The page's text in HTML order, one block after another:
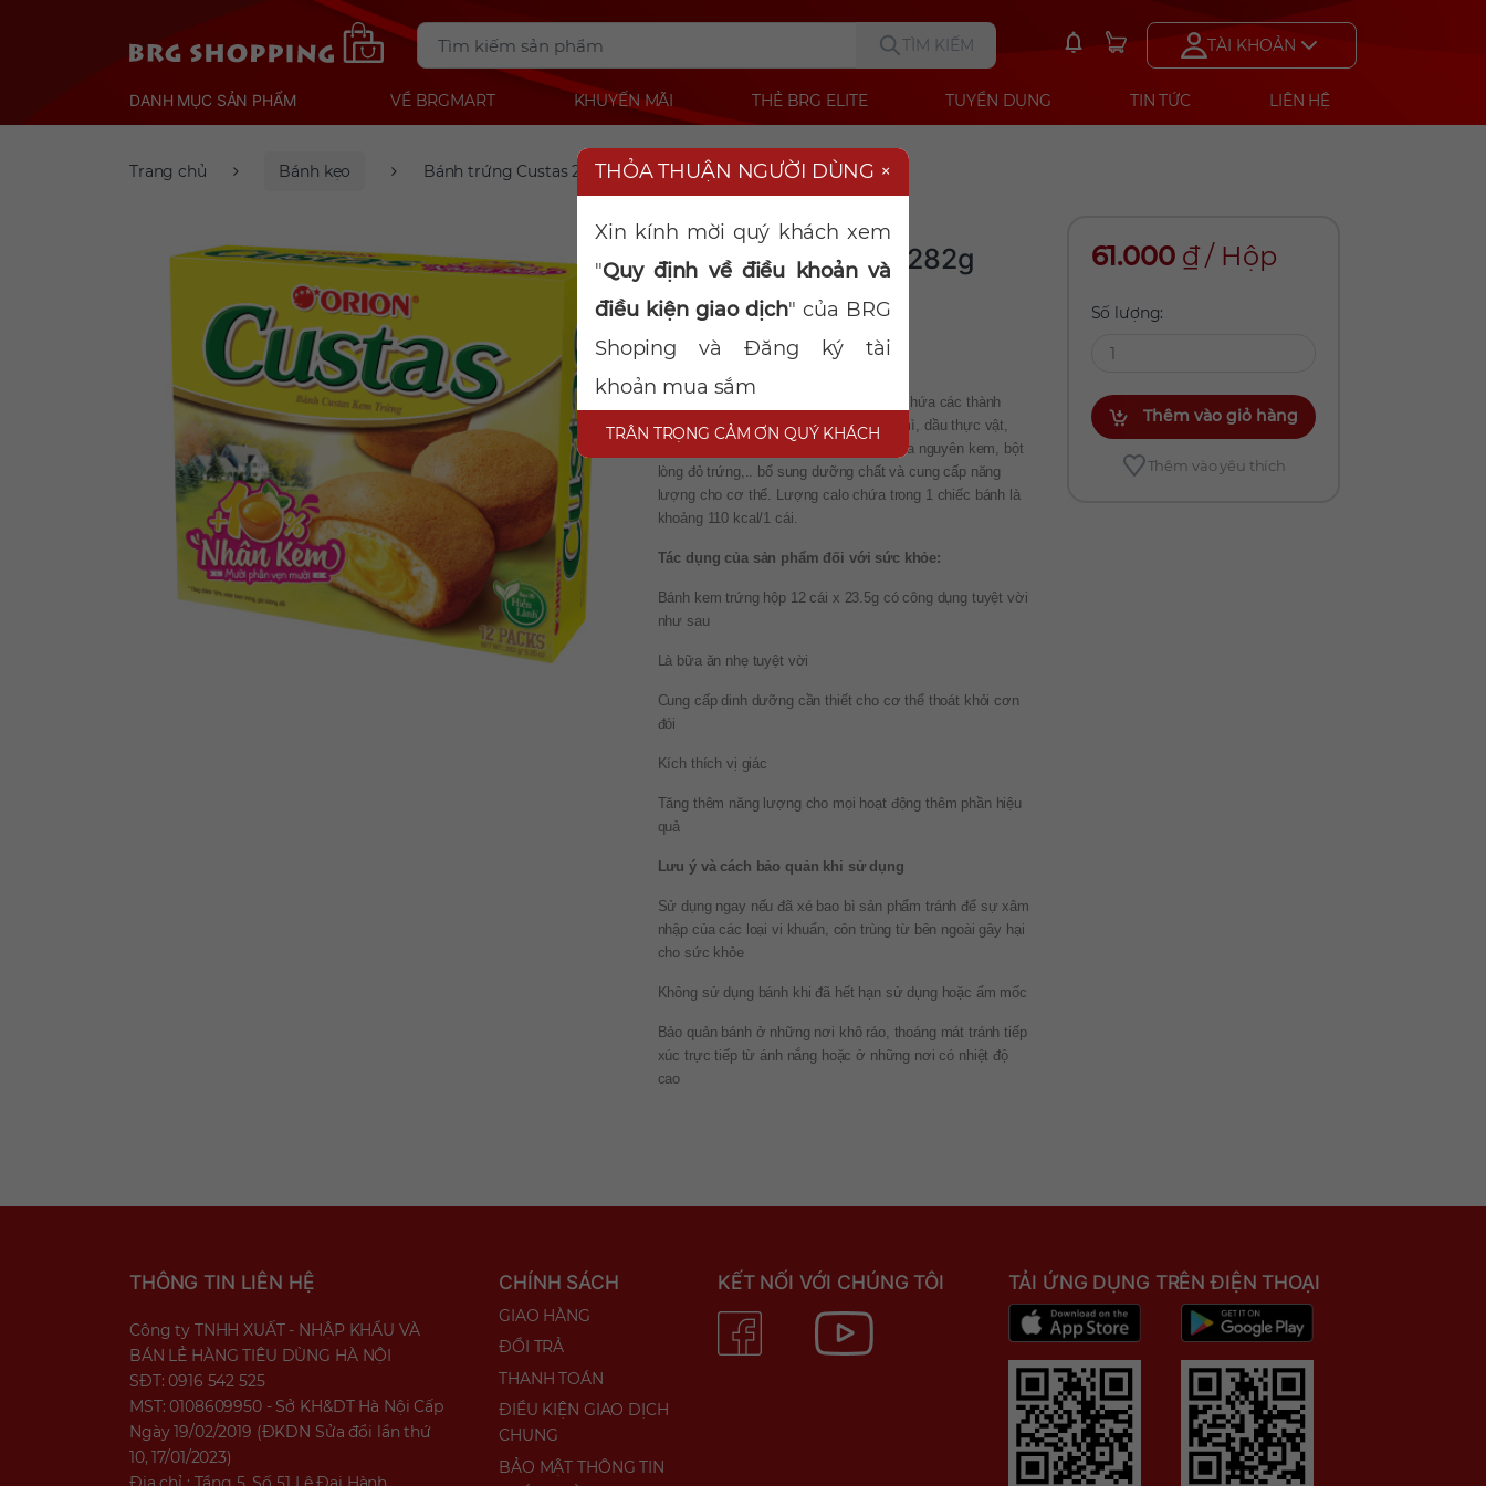
TÌM KIẾM TÀI KHOẢN
DANH MỤC SẢN PHẨM VỀ BRGMART KHUYẾN MÃI THẺ BRG ELITE TUYỂN DỤNG TIN TỨC LIÊN HỆ
Trang chủ Bánh kẹo Bánh trứng Custas 282g
Danh mục: Bánh kẹo
Bánh trứng Custas 282g
Mã sản phẩm:2001060716
Bánh kem trứng hộp 12 cái x 23.5g có chứa các thành
phần dinh dưỡng như sau: Trứng, bột mì, dầu thực vật,
chất béo thực vật, chất giữ ẩm, bột sữa nguyên kem, bột
lòng đỏ trứng,.. bổ sung dưỡng chất và cung cấp năng
lượng cho cơ thể. Lượng calo chứa trong 1 chiếc bánh là
khoảng 110 kcal/1 cái.
Tác dụng của sản phẩm đối với sức khỏe:
Bánh kem trứng hộp 12 cái x 23.5g có công dụng tuyệt vời
như sau
Là bữa ăn nhẹ tuyệt vời
Cung cấp dinh dưỡng cần thiết cho cơ thể thoát khỏi cơn
đói
Kích thích vị giác
Tăng thêm năng lượng cho mọi hoạt động thêm phần hiệu
quả
Lưu ý và cách bảo quản khi sử dụng
Sử dụng ngay nếu đã xé bao bì sản phẩm tránh để sự xâm
nhập của các loại vi khuẩn, côn trùng từ bên ngoài gây hại
cho sức khỏe
Không sử dụng bánh khi đã hết hạn sử dụng hoặc ẩm mốc
Bảo quản bánh ở những nơi khô ráo, thoáng mát tránh tiếp
xúc trực tiếp từ ánh nắng hoặc ở những nơi có nhiệt độ
cao
61.000₫ / Hộp
Số lượng:
Thêm vào giỏ hàng
Thêm vào yêu thích
THÔNG TIN LIÊN HỆ
Công ty TNHH XUẤT - NHẬP KHẨU VÀ
BÁN LẺ HÀNG TIÊU DÙNG HÀ NỘI
SĐT: 0916 542 525
MST: 0108609950 - Sở KH&DT Hà Nội Cấp
Ngày 19/02/2019 (ĐKDN Sửa đổi lần thứ
10, 17/01/2023)
CHÍNH SÁCH
GIAO HÀNG
ĐỔI TRẢ
THANH TOÁN
ĐIỀU KIỆN GIAO DỊCH
CHUNG
BẢO MẬT THÔNG TIN
KẾT NỐI VỚI CHÚNG TÔI TẢI ỨNG DỤNG TRÊN ĐIỆN THOẠI
THỎA THUẬN NGƯỜI DÙNG ×
Xin kính mời quý khách xem
"Quy định về điều khoản và
điều kiện giao dịch" của BRG
Shoping và Đăng ký tài
khoản mua sắm
TRÂN TRỌNG CẢM ƠN QUÝ KHÁCH